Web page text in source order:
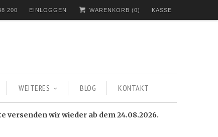
200 EINLOGGEN WARENKORB (0) KASSE
WEITERES BLOG KONTAKT
versenden wir wieder ab dem 24.08.2026.